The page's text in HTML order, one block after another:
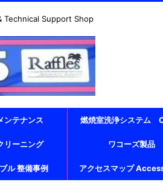
Technical Support Shop
ンテナンス 燃焼室洗浄システム
リーニング ワコーズ製品
ル 整備事例 アクセスマップ